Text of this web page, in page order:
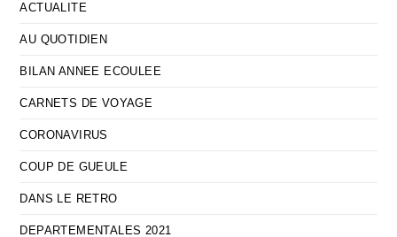
ACTUALITE
AU QUOTIDIEN
BILAN ANNEE ECOULEE
CARNETS DE VOYAGE
CORONAVIRUS
COUP DE GUEULE
DANS LE RETRO
DEPARTEMENTALES 2021